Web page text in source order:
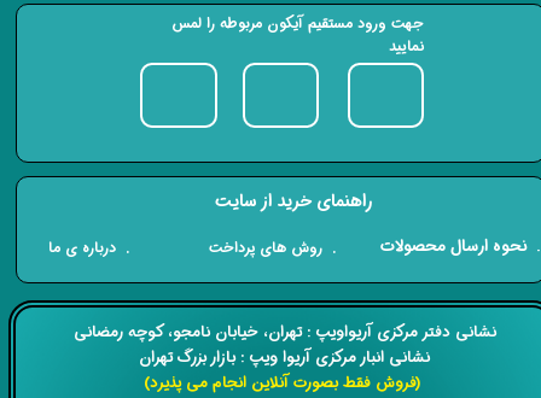
​​نشانی دفتر مرکزی آریواویپ : تهران، خیابان نامجو،کوچه رمضانی
نشانی انبار مرکزی آریوا ویپ : بازار بزرگ تهران
(فروش فقط بصورت آنلاین انجام می پذیرد)
راهنمای خرید از سایت
​. نحوه ارسال محصولات . روش های پرداخت . درباره ی ما
جهت ورود مستقیم آیکون مربوطه را لمس
نمایید